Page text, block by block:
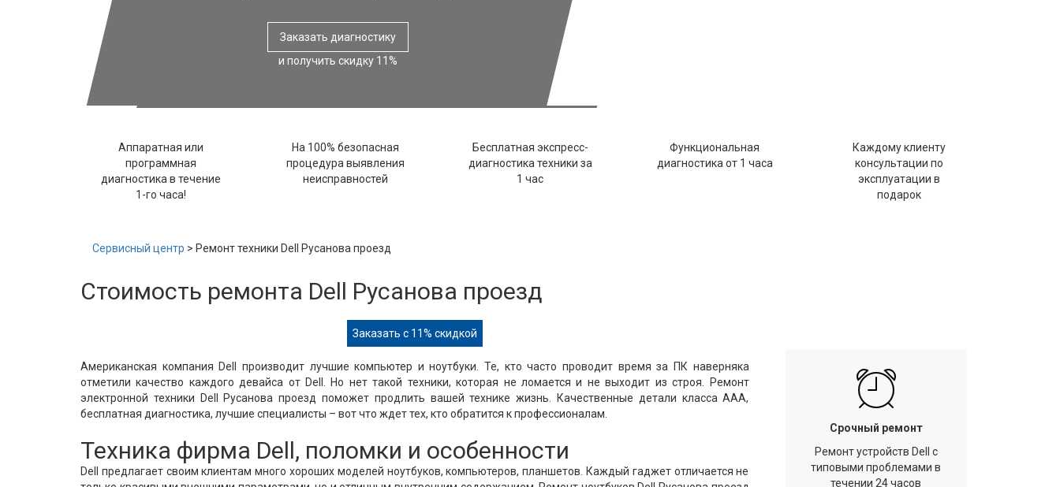
Заказать диагностику
и получить скидку 11%
Аппаратная или
программная
диагностика в течение
1-го часа!
На 100% безопасная
процедура выявления
неисправностей
Бесплатная экспресс-
диагностика техники за
1 час
Функциональная
диагностика от 1 часа
Каждому клиенту
консультации по
эксплуатации в
подарок
Сервисный центр > Ремонт техники Dell Русанова проезд
Стоимость ремонта Dell Русанова проезд
Заказать с 11% скидкой
Американская компания Dell производит лучшие компьютер и ноутбуки. Те, кто часто проводит время за ПК наверняка
отметили качество каждого девайса от Dell. Но нет такой техники, которая не ломается и не выходит из строя. Ремонт
электронной техники Dell Русанова проезд поможет продлить вашей технике жизнь. Качественные детали класса ААА,
бесплатная диагностика, лучшие специалисты – вот что ждет тех, кто обратится к профессионалам.
Техника фирма Dell, поломки и особенности
Dell предлагает своим клиентам много хороших моделей ноутбуков, компьютеров, планшетов. Каждый гаджет отличается не
Срочный ремонт
Ремонт устройств Dell с
типовыми проблемами в
течении 24 часов